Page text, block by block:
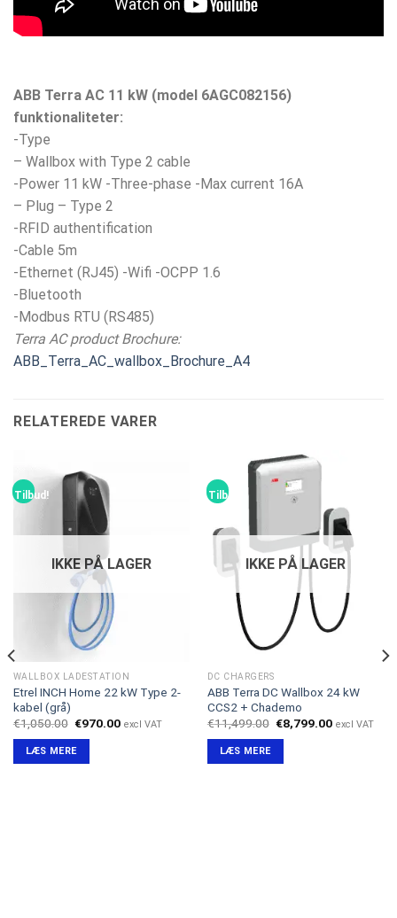
ABB Terra AC 11 kW (model 6AGC082156)
funktionaliteter:
-Type
– Wallbox with Type 2 cable
-Power 11 kW -Three-phase -Max current 16A
– Plug – Type 2
-RFID authentification
-Cable 5m
-Ethernet (RJ45) -Wifi -OCPP 1.6
-Bluetooth
-Modbus RTU (RS485)
Terra AC product Brochure:
ABB_Terra_AC_wallbox_Brochure_A4
RELATEREDE VARER
Tilbud!
IKKE PÅ LAGER
WALLBOX LADESTATION
Etrel INCH Home 22 kW Type 2-
kabel (grå)
€1,050.00 Den
pris
var:
€1,050.00.
€970.00Den
excl VAT
LÆS MERE
Tilbud!
IKKE PÅ LAGER
DC CHARGERS
ABB Terra DC Wallbox 24 kW
CCS2 + Chademo
€11,499.00 Den
oprindelige
€11,499.00.
€8,799.00Den
excl VAT
LÆS MERE